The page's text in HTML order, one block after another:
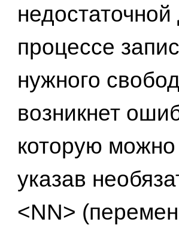
процессе
нужного
возникнет
которую можно
указав
<NN>